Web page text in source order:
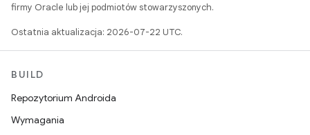
firmy Oracle lub jej podmiotów stowarzyszonych.
Ostatnia aktualizacja: 2026-07-22 UTC.
BUILD
Repozytorium Androida
Wymagania